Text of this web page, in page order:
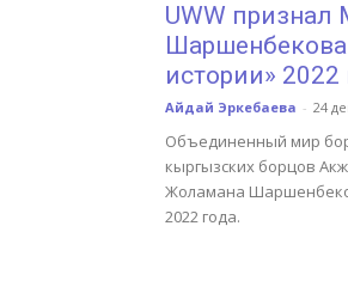
UWW признал
истории» 2022
Айдай Эркебаева - 24
Объединенный мир
кыргызских борцов
Жоламана
2022 года.